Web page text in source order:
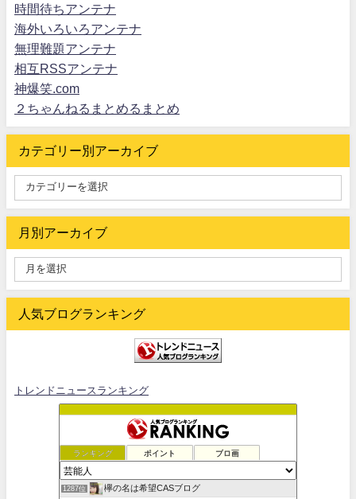
時間待ちアンテナ
海外いろいろアンテナ
無理難題アンテナ
相互RSSアンテナ
神爆笑.com
２ちゃんねるまとめるまとめ
カテゴリー別アーカイブ
月別アーカイブ
人気ブログランキング
トレンドニュースランキング
ランキング ポイント ブロ画
1287位 欅の名は希望CASブログ